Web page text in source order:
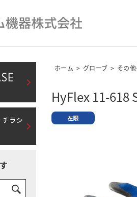
ホーム > グローブ > その
HyFlex 11-618
チラシ